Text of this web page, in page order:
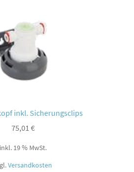
inkl. Sicherungsclips
75,01 €
inkl. 19 % MwSt.
Versandkosten